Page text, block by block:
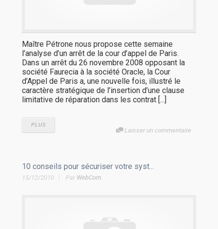
Maître Pétrone nous propose cette semaine
l’analyse d’un arrêt de la cour d’appel de Paris.
Dans un arrêt du 26 novembre 2008 opposant la
société Faurecia à la société Oracle, la Cour
d’Appel de Paris a, une nouvelle fois, illustré le
caractère stratégique de l’insertion d’une clause
limitative de réparation dans les contrat [...]
PLUS
Laisser un commentaire
10 conseils pour sécuriser votre syst...
15/12/2010 Par WebCom